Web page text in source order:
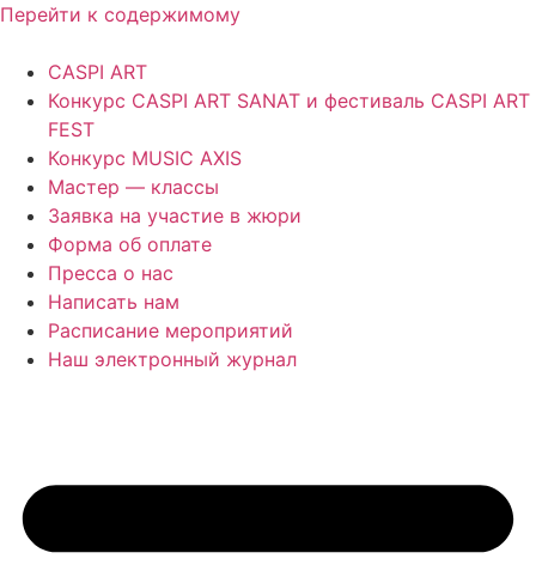
Перейти к содержимому
CASPI ART
Конкурс CASPI ART SANAT и фестиваль CASPI ART
FEST
Конкурс MUSIC AXIS
Мастер — классы
Заявка на участие в жюри
Форма об оплате
Пресса о нас
Написать нам
Расписание мероприятий
Наш электронный журнал